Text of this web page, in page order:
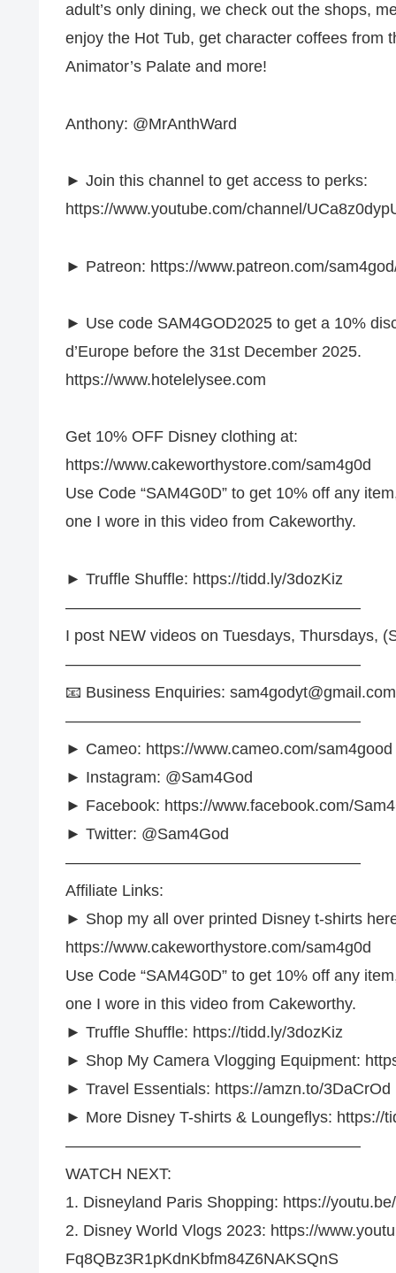
adult’s only dining, we check out the shops,
enjoy the Hot Tub, get character coffees from
Animator’s Palate and more!
Anthony: @MrAnthWard
► Join this channel to get access to perks:
https://www.youtube.com/channel/
► Patreon: https://www.patreon.com/
► Use code SAM4GOD2025 to get a 10%
d’Europe before the 31st December 2025.
https://www.hotelelysee.com
Get 10% OFF Disney clothing at:
https://www.cakeworthystore.com/sam4g0d
Use Code “SAM4G0D” to get 10% off any
one I wore in this video from Cakeworthy.
► Truffle Shuffle: https://tidd.ly/3dozKiz
——————————————————–
I post NEW videos on Tuesdays, Thursdays,
——————————————————–
📧 Business Enquiries: sam4godyt@gmail.com
——————————————————–
► Cameo: https://www.cameo.com/
► Instagram: @Sam4God
► Facebook: https://www.facebook.com/
► Twitter: @Sam4God
——————————————————–
Affiliate Links:
► Shop my all over printed Disney t-shirts
https://www.cakeworthystore.com/sam4g0d
Use Code “SAM4G0D” to get 10% off any
one I wore in this video from Cakeworthy.
► Truffle Shuffle: https://tidd.ly/3dozKiz
► Shop My Camera Vlogging Equipment:
► Travel Essentials: https://amzn.to/3DaCrOd
► More Disney T-shirts & Loungeflys: https://
——————————————————–
WATCH NEXT:
1. Disneyland Paris Shopping: https://
2. Disney World Vlogs 2023: https://
Fq8QBz3R1pKdnKbfm84Z6NAKSQnS